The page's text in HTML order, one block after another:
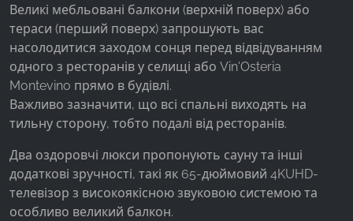
Великі мебльовані балкони (верхній поверх) або
тераси (перший поверх) запрошують вас
насолодитися заходом сонця перед відвідуванням
одного з ресторанів у селищі або Vin'Osteria
Montevino прямо в будівлі.
Важливо зазначити, що всі спальні виходять на
тильну сторону, тобто подалі від ресторанів.
Два оздоровчі люкси пропонують сауну та інші
додаткові зручності, такі як 65-дюймовий 4KUHD-
телевізор з високоякісною звуковою системою та
особливо великий балкон.
СТАТИСТИКА
Статистичні файли cookie збирають інформацію
анонімно. Ця інформація допомагає нам
зрозуміти, як наші відвідувачі використовують
наш сайт.
Google Analytics
Name:
_ga, _gid, _gac_gb_
Provider: